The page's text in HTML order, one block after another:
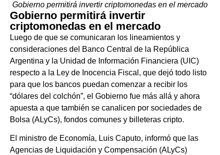
Gobierno permitirá invertir criptomonedas en el mercado
Gobierno permitirá invertir
criptomonedas en el mercado
Luego de que se comunicaran los lineamientos y
consideraciones del Banco Central de la República
Argentina y la Unidad de Información Financiera (UIC)
respecto a la Ley de Inocencia Fiscal, que dejó todo listo
para que los bancos puedan comenzar a recibir los
“dólares del colchón”, el Gobierno fue más allá y ahora
apuesta a que también se canalicen por sociedades de
Bolsa (ALyCs), fondos comunes y billeteras cripto.
El ministro de Economía, Luis Caputo, informó que las
Agencias de Liquidación y Compensación (ALyCs)